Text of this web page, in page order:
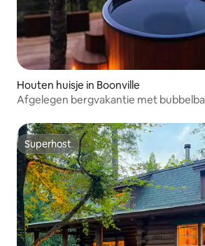
Houten huisje in Boonville
Afgelegen bergvakantie met
Superhost
Superhost